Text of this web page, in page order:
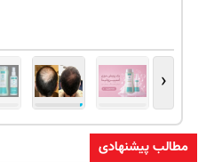
‹
مطالب پیشنهادی